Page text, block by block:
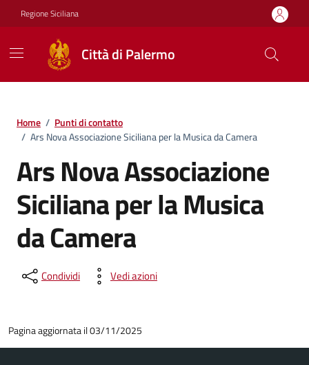
Vai ai contenuti
Vai al footer
Regione Siciliana
Città di Palermo
Home / Punti di contatto
/ Ars Nova Associazione Siciliana per la Musica da Camera
Ars Nova Associazione
Siciliana per la Musica
da Camera
Condividi Vedi azioni
Pagina aggiornata il 03/11/2025